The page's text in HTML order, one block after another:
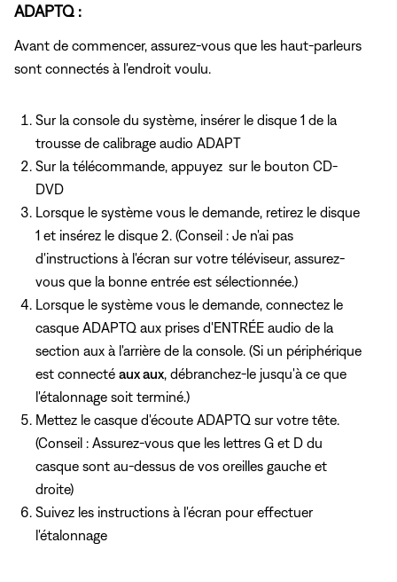
ADAPTQ :
Avant de commencer, assurez-vous que les haut-parleurs
sont connectés à l'endroit voulu.
Sur la console du système, insérer le disque 1 de la
trousse de calibrage audio ADAPT
Sur la télécommande, appuyez sur le bouton CD-
DVD
Lorsque le système vous le demande, retirez le disque
1 et insérez le disque 2. (Conseil : Je n'ai pas
d'instructions à l'écran sur votre téléviseur, assurez-
vous que la bonne entrée est sélectionnée.)
Lorsque le système vous le demande, connectez le
casque ADAPTQ aux prises d'ENTRÉE audio de la
section aux à l'arrière de la console. (Si un périphérique
est connecté aux aux , débranchez-le jusqu'à ce que
l'étalonnage soit terminé.)
Mettez le casque d'écoute ADAPTQ sur votre tête.
(Conseil : Assurez-vous que les lettres G et D du
casque sont au-dessus de vos oreilles gauche et
droite)
Suivez les instructions à l'écran pour effectuer
l'étalonnage